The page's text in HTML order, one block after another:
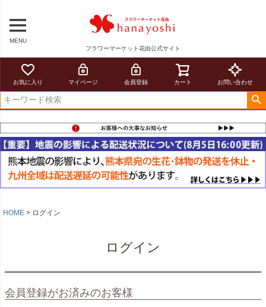
MENU
フラワーマーケット花由公式サイト
お気に入り マイページ 会員登録 カート お問い合わせ
HOME ログイン
ログイン
会員登録がお済みのお客様